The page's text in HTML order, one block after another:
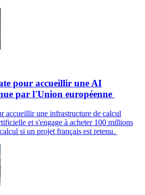
pour accueillir une AI
par l'Union européenne
accueillir une infrastructure de calcul
et s'engage à acheter 100 millions
si un projet français est retenu.